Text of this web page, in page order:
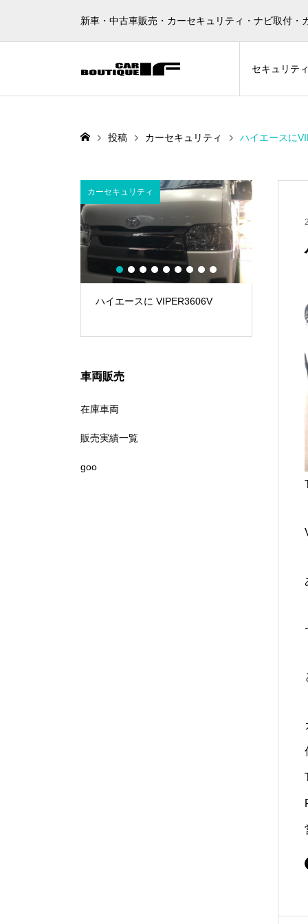
新車・中古車販売・カーセキュリティ・ナビ取付
セキュリテ
投稿 カーセキュリティ ハイエースに
ハイエースに VIPER3606V
カーセキュリティ
リティ
1 2 3 4 5 6 7 8 9
車両販売
在庫車両
販売実績一覧
goo